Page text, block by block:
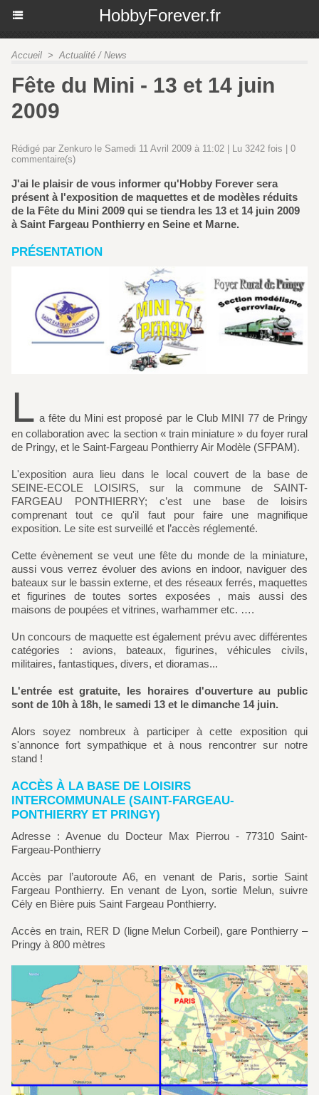
HobbyForever.fr
Accueil > Actualité / News
Fête du Mini - 13 et 14 juin
2009
Rédigé par Zenkuro le Samedi 11 Avril 2009 à 11:02 | Lu 3242 fois | 0
commentaire(s)
J'ai le plaisir de vous informer qu'Hobby Forever sera
présent à l'exposition de maquettes et de modèles réduits
de la Fête du Mini 2009 qui se tiendra les 13 et 14 juin 2009
à Saint Fargeau Ponthierry en Seine et Marne.
PRÉSENTATION
L a fête du Mini est proposé par le Club MINI 77 de Pringy
en collaboration avec la section « train miniature » du foyer rural
de Pringy, et le Saint-Fargeau Ponthierry Air Modèle (SFPAM).
L'exposition aura lieu dans le local couvert de la base de
SEINE-ECOLE LOISIRS, sur la commune de SAINT-
FARGEAU PONTHIERRY; c’est une base de loisirs
comprenant tout ce qu'il faut pour faire une magnifique
exposition. Le site est surveillé et l’accès réglementé.
Cette évènement se veut une fête du monde de la miniature,
aussi vous verrez évoluer des avions en indoor, naviguer des
bateaux sur le bassin externe, et des réseaux ferrés, maquettes
et figurines de toutes sortes exposées , mais aussi des
maisons de poupées et vitrines, warhammer etc. ….
Un concours de maquette est également prévu avec différentes
catégories : avions, bateaux, figurines, véhicules civils,
militaires, fantastiques, divers, et dioramas...
L'entrée est gratuite, les horaires d'ouverture au public
sont de 10h à 18h, le samedi 13 et le dimanche 14 juin.
Alors soyez nombreux à participer à cette exposition qui
s'annonce fort sympathique et à nous rencontrer sur notre
stand !
ACCÈS À LA BASE DE LOISIRS
INTERCOMMUNALE (SAINT-FARGEAU-
PONTHIERRY ET PRINGY)
Adresse : Avenue du Docteur Max Pierrou - 77310 Saint-
Fargeau-Ponthierry
Accès par l’autoroute A6, en venant de Paris, sortie Saint
Fargeau Ponthierry. En venant de Lyon, sortie Melun, suivre
Cély en Bière puis Saint Fargeau Ponthierry.
Accès en train, RER D (ligne Melun Corbeil), gare Ponthierry –
Pringy à 800 mètres